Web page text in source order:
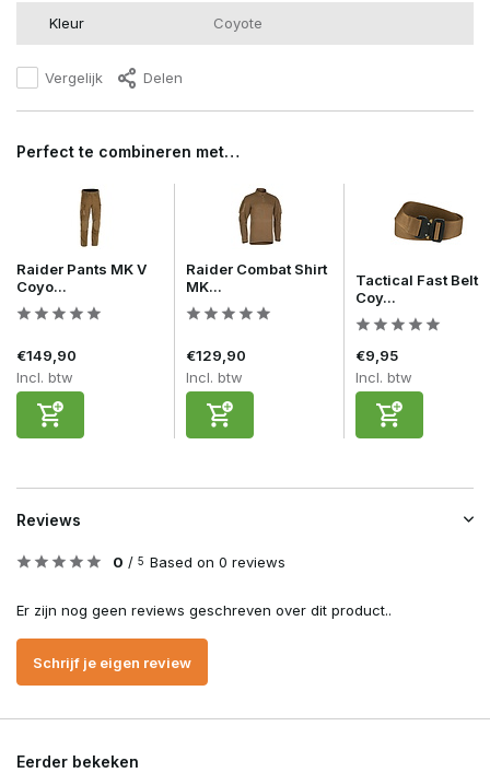
Kleur Coyote
Vergelijk Delen
Perfect te combineren met…
Raider Pants MK V
Coyo...
€149,90
Incl. btw
Raider Combat Shirt
MK...
€129,90
Incl. btw
Tactical Fast Belt
Coy...
€9,95
Incl. btw
Reviews
0 / 5 Based on 0 reviews
Er zijn nog geen reviews geschreven over dit product..
Schrijf je eigen review
Eerder bekeken